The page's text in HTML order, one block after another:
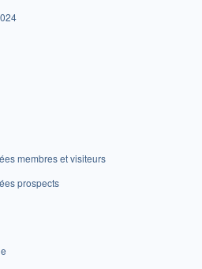
membres et visiteurs
prospects